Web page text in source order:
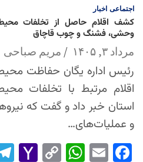
اجتماعی اخبار
کشف اقلام حاصل از تخلفات
وحشی، فشنگ و چوب قاچاق
مرداد ۳, ۱۴۰۵ مریم صباحی
رئیس اداره یگان حفاظت
اقلام مرتبط با تخلفات
استان خبر داد و گفت که
و عملیات‌های…
Fac
Em
Wh
Co
Yah